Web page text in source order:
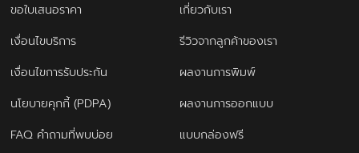
ขอใบเสนอราคา
เกี่ยวกับเรา
เงื่อนไขบริการ
รีวิวจากลูกค้าของเรา
เงื่อนไขการรับประกัน
ผลงานการพิมพ์
นโยบายคุกกี้ (PDPA)
ผลงานการออกแบบ
FAQ คำถามที่พบบ่อย
แบบกล่องฟรี